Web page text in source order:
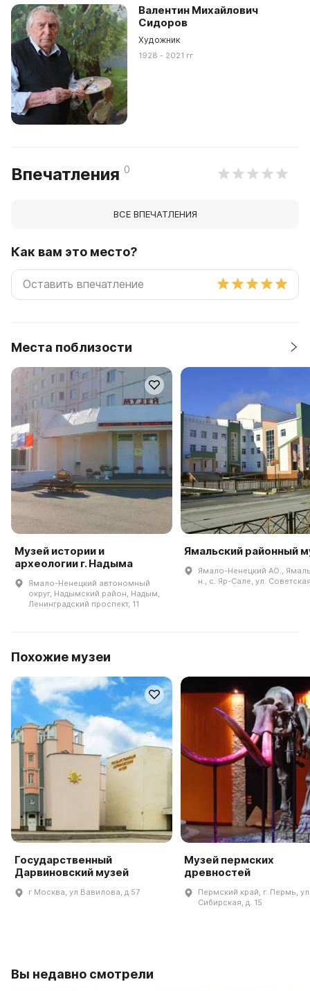
Валентин Михайлович
Сидоров
Художник
1928 - 2021 гг
Впечатления 0
ВСЕ ВПЕЧАТЛЕНИЯ
Как вам это место?
Места поблизости
Музей истории и
археологии г. Надыма
Ямало-Ненецкий автономный
округ, Надымский район, Надым,
Ленинградский проспект, 11
Ямальский районный
Ямало-Ненецкий АО.,
н., с. Яр-Сале, ул.
Похожие музеи
Государственный
Дарвиновский музей
г Москва, ул Вавилова, д 57
Музей пермских
древностей
Пермский край, г. Пермь,
Сибирская, д. 15
Вы недавно смотрели